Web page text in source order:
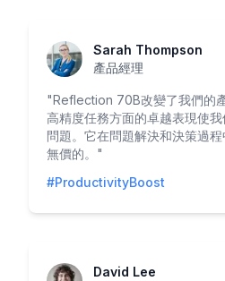
Sarah Thompson
產品經理
"Reflection 70B改變了我們的
高精度任務方面的卓越表現使
問題。它在問題解決和決策過
無價的。 "
#ProductivityBoost
David Lee